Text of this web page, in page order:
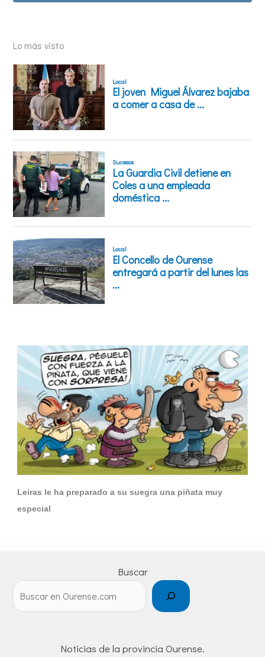
Lo más visto
Leiras le ha preparado a su suegra una piñata muy
especial
Buscar
Noticias de la provincia Ourense.